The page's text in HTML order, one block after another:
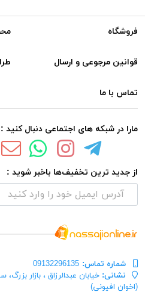
فروشگاه
قوانین مرجوعی و ارسال
تماس با ما
مارا در شبکه های اجتماعی دنبال کنید :
از جدید ترین تخفیف‌ها باخبر شوید :
شماره تماس‌: 09132296135
نشانی: خیابان عبدالرزاق ، بازار
(اخوان افیونی)